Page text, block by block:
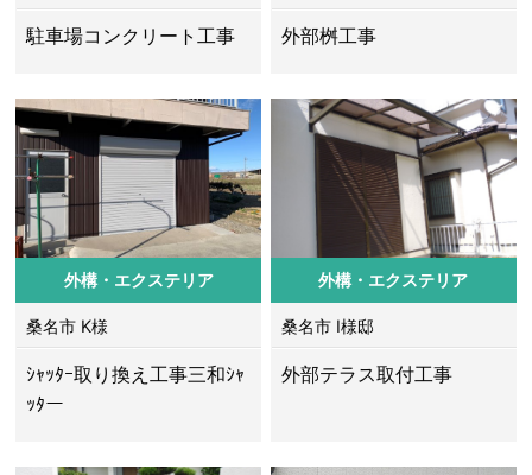
駐車場コンクリート工事 外部桝工事
外構・エクステリア
桑名市 K様
ｼｬｯﾀｰ取り換え工事三和ｼｬ
ｯﾀー
外構・エクステリア
桑名市 I様邸
外部テラス取付工事